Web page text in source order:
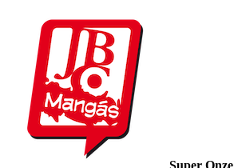
Super Onze